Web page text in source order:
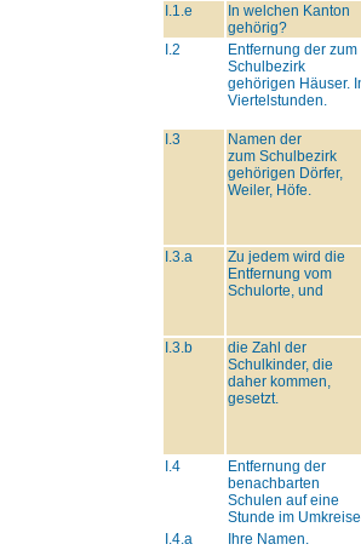
I.1.e
In welchen Kanton
gehörig?
I.2
Entfernung der zum
Schulbezirk
gehörigen Häuser.
Viertelstunden.
I.3
Namen der
zum Schulbezirk
gehörigen Dörfer,
Weiler, Höfe.
I.3.a
Zu jedem wird die
Entfernung vom
Schulorte, und
I.3.b
die Zahl der
Schulkinder, die
daher kommen,
gesetzt.
I.4
Entfernung der
benachbarten
Schulen auf eine
Stunde im
I.4.a
Ihre Namen.